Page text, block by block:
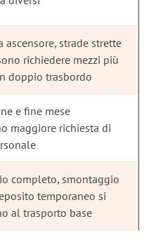
ascensore, strade strette
richiedere mezzi più
doppio trasbordo
e fine mese
maggiore richiesta di
completo, smontaggio
temporaneo si
al trasporto base